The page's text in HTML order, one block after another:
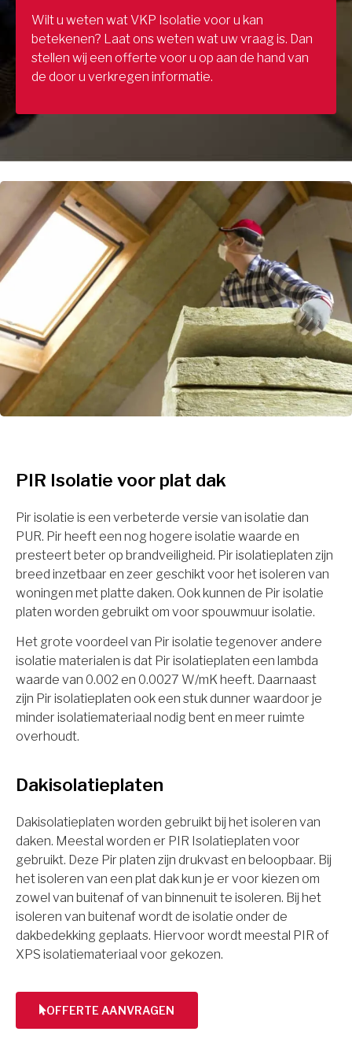
Wilt u weten wat VKP Isolatie voor u kan
betekenen? Laat ons weten wat uw vraag is. Dan
stellen wij een offerte voor u op aan de hand van
de door u verkregen informatie.
PIR Isolatie voor plat dak
Pir isolatie is een verbeterde versie van isolatie dan
PUR. Pir heeft een nog hogere isolatie waarde en
presteert beter op brandveiligheid. Pir isolatieplaten zijn
breed inzetbaar en zeer geschikt voor het isoleren van
woningen met platte daken. Ook kunnen de Pir isolatie
platen worden gebruikt om voor spouwmuur isolatie.
Het grote voordeel van Pir isolatie tegenover andere
isolatie materialen is dat Pir isolatieplaten een lambda
waarde van 0.002 en 0.0027 W/mK heeft. Daarnaast
zijn Pir isolatieplaten ook een stuk dunner waardoor je
minder isolatiemateriaal nodig bent en meer ruimte
overhoudt.
Dakisolatieplaten
Dakisolatieplaten worden gebruikt bij het isoleren van
daken. Meestal worden er PIR Isolatieplaten voor
gebruikt. Deze Pir platen zijn drukvast en beloopbaar. Bij
het isoleren van een plat dak kun je er voor kiezen om
zowel van buitenaf of van binnenuit te isoleren. Bij het
isoleren van buitenaf wordt de isolatie onder de
dakbedekking geplaats. Hiervoor wordt meestal PIR of
XPS isolatiemateriaal voor gekozen.
OFFERTE AANVRAGEN